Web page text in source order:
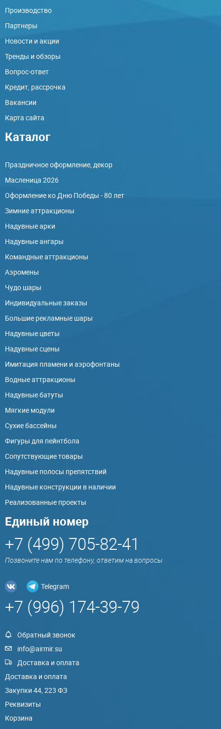
Производство
Партнеры
Новости и акции
Тренды и обзоры
Вопрос-ответ
Кредит, рассрочка
Вакансии
Карта сайта
Каталог
Праздничное оформление, декор
Масленица 2026
Оформление ко Дню Победы - 80 лет
Зимние аттракционы
Надувные арки
Надувные ангары
Командные аттракционы
Аэромены
Чудо шары
Индивидуальные заказы
Большие рекламные шары
Надувные цветы
Надувные сцены
Имитация пламени и аэрофонтаны
Водные аттракционы
Надувные батуты
Мягкие модули
Сухие бассейны
Фигуры для пейнтбола
Сопутствующие товары
Надувные полосы препятствий
Надувные конструкции в наличии
Реализованные проекты
Единый номер
+7 (499) 705-82-41
Позвоните нам по телефону, ответим на вопросы
Telegram
+7 (996) 174-39-79
Обратный звонок
info@airmir.su
Доставка и оплата
Доставка и оплата
Закупки 44, 223 ФЗ
Реквизиты
Корзина